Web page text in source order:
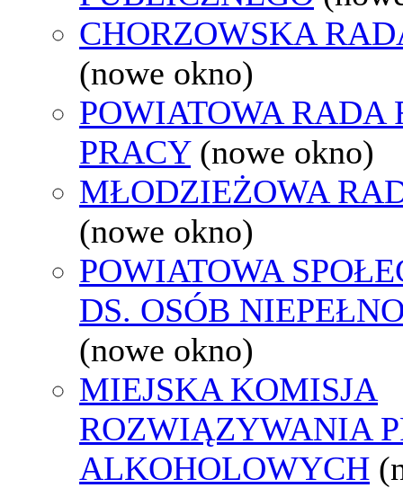
CHORZOWSKA
(nowe okno)
POWIATOWA RADA
PRACY (nowe okno)
MŁODZIEŻOWA
(nowe okno)
POWIATOWA
DS. OSÓB
(nowe okno)
MIEJSKA KOMISJA
ROZWIĄZYWANIA
ALKOHOLOWYCH